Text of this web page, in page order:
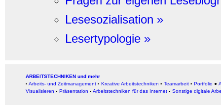
Lesesozialisation »
Lesertypologie »
ARBEITSTECHNIKEN und mehr
▪ Arbeits- und Zeitmanagement ▪ Kreative Arbeitstechniken ▪ Teamarbeit ▪ Portfolio ●
Visualisieren ▪ Präsentation ▪ Arbeitstechniken für das Internet ▪ Sonstige digitale